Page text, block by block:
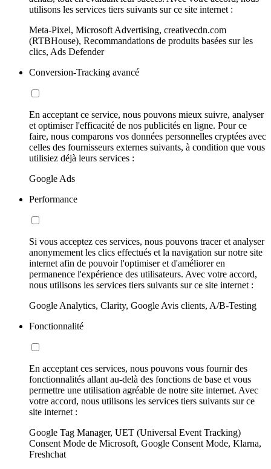
utilisons les services tiers suivants sur ce site internet :
Meta-Pixel, Microsoft Advertising, creativecdn.com
(RTBHouse), Recommandations de produits basées sur les
clics, Ads Defender
Conversion-Tracking avancé
En acceptant ce service, nous pouvons mieux suivre, analyser
et optimiser l'efficacité de nos publicités en ligne. Pour ce
faire, nous comparons vos données personnelles cryptées avec
celles des fournisseurs externes suivants, à condition que vous
utilisiez déjà leurs services :
Google Ads
Performance
Si vous acceptez ces services, nous pouvons tracer et analyser
anonymement les clics effectués et la navigation sur notre site
internet afin de pouvoir l'optimiser et d'améliorer en
permanence l'expérience des utilisateurs. Avec votre accord,
nous utilisons les services tiers suivants sur ce site internet :
Google Analytics, Clarity, Google Avis clients, A/B-Testing
Fonctionnalité
En acceptant ces services, nous pouvons vous fournir des
fonctionnalités allant au-delà des fonctions de base et vous
permettre une utilisation agréable de notre site internet. Avec
votre accord, nous utilisons les services tiers suivants sur ce
site internet :
Google Tag Manager, UET (Universal Event Tracking)
Consent Mode de Microsoft, Google Consent Mode, Klarna,
Freshchat